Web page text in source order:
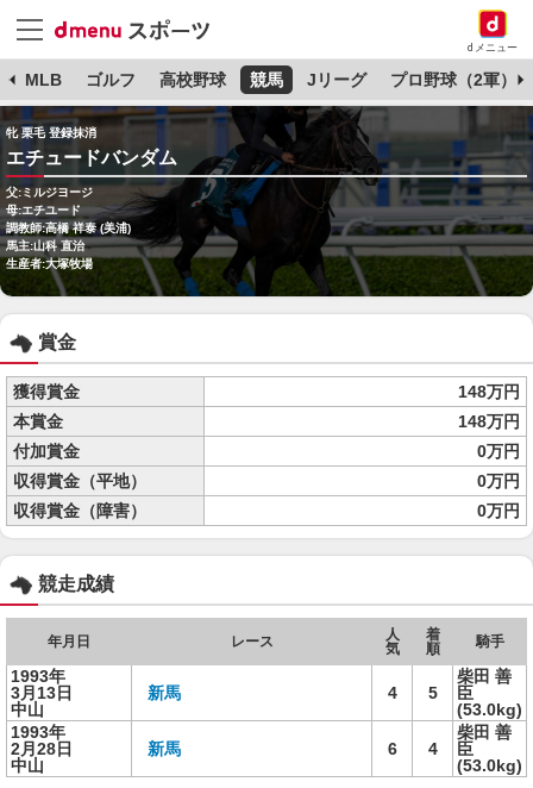
dメニュー
MLB ゴルフ 高校野球 競馬 Jリーグ プロ野球（2軍）
牝 栗毛 登録抹消
エチュードバンダム
父:ミルジヨージ
母:エチユード
調教師:高橋 祥泰 (美浦)
馬主:山科 直治
生産者:大塚牧場
賞金
獲得賞金
148万円
本賞金
148万円
付加賞金
0万円
収得賞金（平地）
0万円
収得賞金（障害）
0万円
競走成績
年月日 レース
人
気
着
順
騎手
1993年
3月13日
中山
新馬 4 5
柴田 善
臣
(53.0kg)
1993年
2月28日
中山
新馬 6 4
柴田 善
臣
(53.0kg)